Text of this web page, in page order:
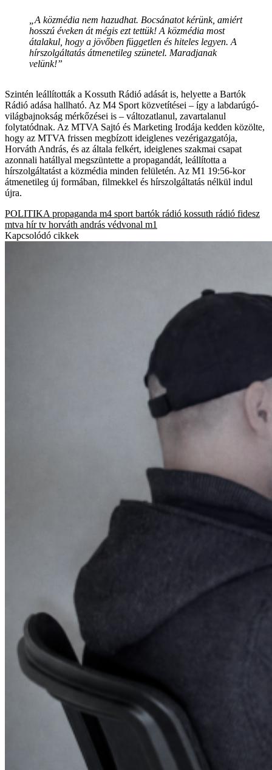
„A közmédia nem hazudhat. Bocsánatot kérünk, amiért
hosszú éveken át mégis ezt tettük! A közmédia most
átalakul, hogy a jövőben független és hiteles legyen. A
hírszolgáltatás átmenetileg szünetel. Maradjanak
velünk!”
Szintén leállították a Kossuth Rádió adását is, helyette a Bartók
Rádió adása hallható. Az M4 Sport közvetítései – így a labdarúgó-
világbajnokság mérkőzései is – változatlanul, zavartalanul
folytatódnak. Az MTVA Sajtó és Marketing Irodája kedden közölte,
hogy az MTVA frissen megbízott ideiglenes vezérigazgatója,
Horváth András, és az általa felkért, ideiglenes szakmai csapat
azonnali hatállyal megszüntette a propagandát, leállította a
hírszolgáltatást a közmédia minden felületén. Az M1 19:56-kor
átmenetileg új formában, filmekkel és hírszolgáltatás nélkül indul
újra.
POLITIKA propaganda m4 sport bartók rádió kossuth rádió fidesz
mtva hír tv horváth andrás védvonal m1
Kapcsolódó cikkek